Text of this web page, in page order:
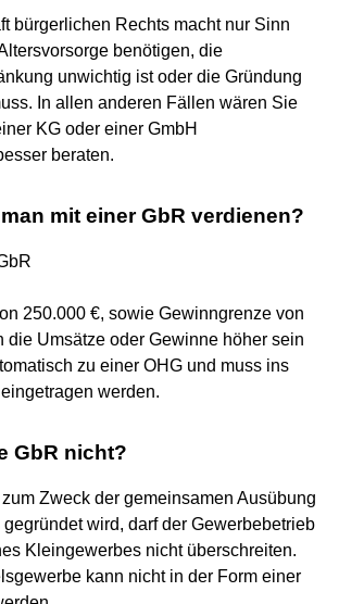
bürgerlichen Rechts macht nur Sinn
benötigen, die
unwichtig ist oder die Gründung
In allen anderen Fällen wären Sie
KG oder einer GmbH
beraten.
mit einer GbR verdienen?
250.000 €, sowie Gewinngrenze von
die Umsätze oder Gewinne höher sein
zu einer OHG und muss ins
werden.
GbR nicht?
Zweck der gemeinsamen Ausübung
wird, darf der Gewerbebetrieb
Kleingewerbes nicht überschreiten.
kann nicht in der Form einer